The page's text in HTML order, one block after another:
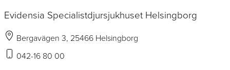
Evidensia Specialistdjursjukhuset Helsingborg
Bergavägen 3, 25466 Helsingborg
042-16 80 00